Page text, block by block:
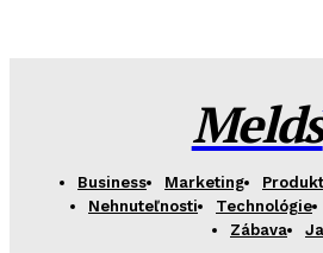
Melds
Business Marketing
Nehnuteľnosti
Technológie
Zábava